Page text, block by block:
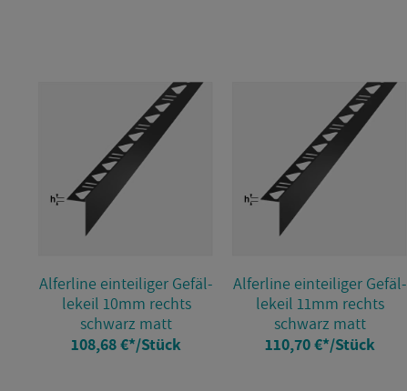
Al­fer­li­ne ein­tei­li­ger Ge­fäl­
le­keil 10mm rechts
schwarz matt
108,68 €*/Stück
Al­fer­li­ne ein­tei­li­ger Ge­fäl­
le­keil 11mm rechts
schwarz matt
110,70 €*/Stück